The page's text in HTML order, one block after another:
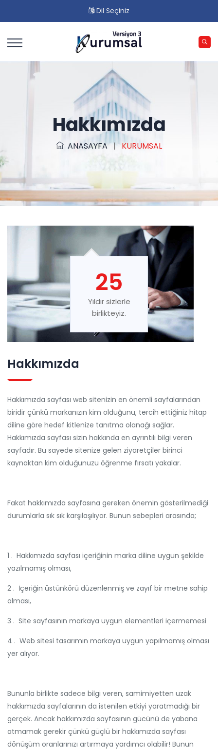
Dil Seçiniz
Hakkımızda
ANASAYFA| KURUMSAL
25
Yıldır sizlerle
birlikteyiz.
Hakkımızda
Hakkımızda sayfası web sitenizin en önemli sayfalarından
biridir çünkü markanızın kim olduğunu, tercih ettiğiniz hitap
diline göre hedef kitlenize tanıtma olanağı sağlar.
Hakkımızda sayfası sizin hakkında en ayrıntılı bilgi veren
sayfadır. Bu sayede sitenize gelen ziyaretçiler birinci
kaynaktan kim olduğunuzu öğrenme fırsatı yakalar.
Fakat hakkımızda sayfasına gereken önemin gösterilmediği
durumlarla sık sık karşılaşılıyor. Bunun sebepleri arasında;
1 . Hakkımızda sayfası içeriğinin marka diline uygun şekilde
yazılmamış olması,
2 . İçeriğin üstünkörü düzenlenmiş ve zayıf bir metne sahip
olması,
3 . Site sayfasının markaya uygun elementleri içermemesi
4 . Web sitesi tasarımın markaya uygun yapılmamış olması
yer alıyor.
Bununla birlikte sadece bilgi veren, samimiyetten uzak
hakkımızda sayfalarının da istenilen etkiyi yaratmadığı bir
gerçek. Ancak hakkımızda sayfasının gücünü de yabana
atmamak gerekir çünkü güçlü bir hakkımızda sayfası
dönüşüm oranlarınızı artırmaya yardımcı olabilir! Bunun